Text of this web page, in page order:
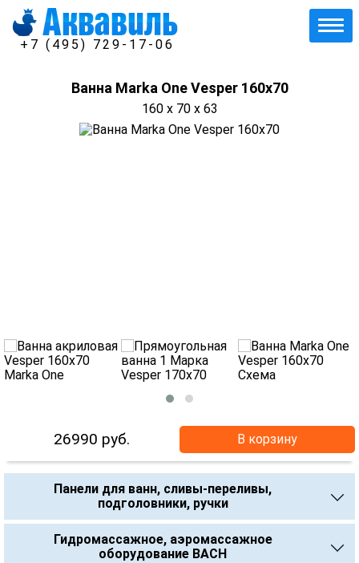
+7 (495) 729-17-06
Ванна Marka One Vesper 160x70
160 x 70 x 63
26990 руб. В корзину
Панели для ванн, сливы-переливы,
подголовники, ручки
Гидромассажное, аэромассажное
оборудование BACH